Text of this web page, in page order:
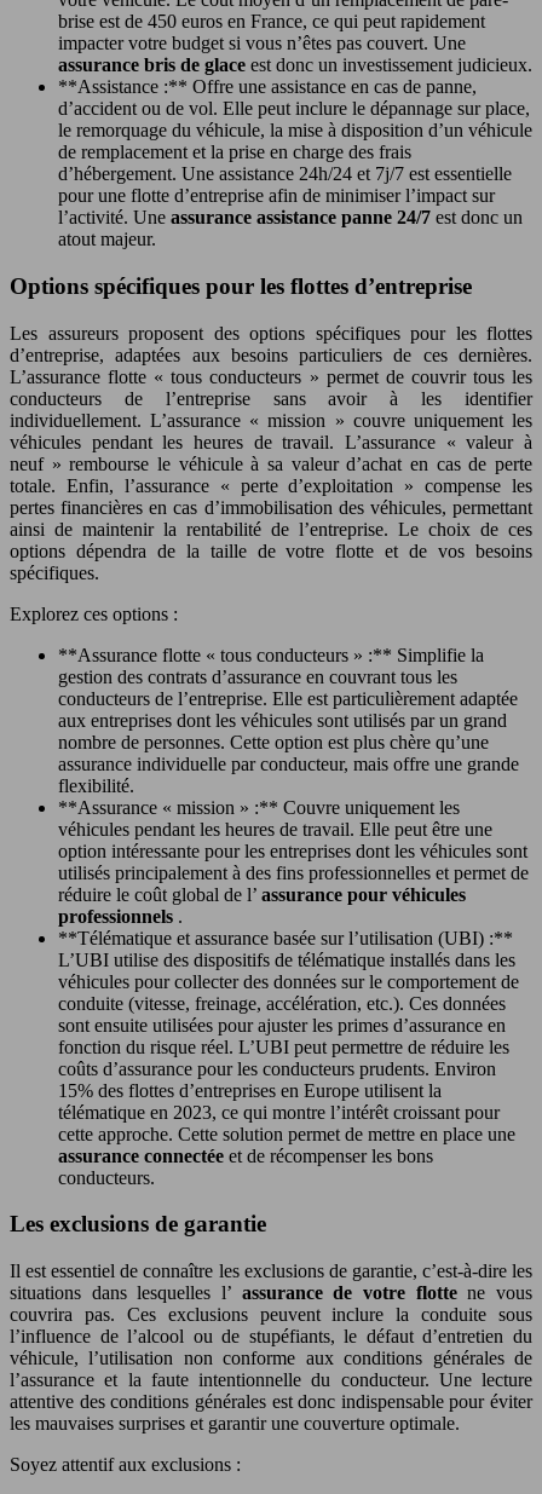
brise est de 450 euros en France, ce qui peut rapidement
impacter votre budget si vous n’êtes pas couvert. Une
assurance bris de glace est donc un investissement judicieux.
**Assistance :** Offre une assistance en cas de panne,
d’accident ou de vol. Elle peut inclure le dépannage sur place,
le remorquage du véhicule, la mise à disposition d’un véhicule
de remplacement et la prise en charge des frais
d’hébergement. Une assistance 24h/24 et 7j/7 est essentielle
pour une flotte d’entreprise afin de minimiser l’impact sur
l’activité. Une assurance assistance panne 24/7 est donc un
atout majeur.
Options spécifiques pour les flottes d’entreprise
Les assureurs proposent des options spécifiques pour les flottes
d’entreprise, adaptées aux besoins particuliers de ces dernières.
L’assurance flotte « tous conducteurs » permet de couvrir tous les
conducteurs de l’entreprise sans avoir à les identifier
individuellement. L’assurance « mission » couvre uniquement les
véhicules pendant les heures de travail. L’assurance « valeur à
neuf » rembourse le véhicule à sa valeur d’achat en cas de perte
totale. Enfin, l’assurance « perte d’exploitation » compense les
pertes financières en cas d’immobilisation des véhicules, permettant
ainsi de maintenir la rentabilité de l’entreprise. Le choix de ces
options dépendra de la taille de votre flotte et de vos besoins
spécifiques.
Explorez ces options :
**Assurance flotte « tous conducteurs » :** Simplifie la
gestion des contrats d’assurance en couvrant tous les
conducteurs de l’entreprise. Elle est particulièrement adaptée
aux entreprises dont les véhicules sont utilisés par un grand
nombre de personnes. Cette option est plus chère qu’une
assurance individuelle par conducteur, mais offre une grande
flexibilité.
**Assurance « mission » :** Couvre uniquement les
véhicules pendant les heures de travail. Elle peut être une
option intéressante pour les entreprises dont les véhicules sont
utilisés principalement à des fins professionnelles et permet de
réduire le coût global de l’ assurance pour véhicules
professionnels .
**Télématique et assurance basée sur l’utilisation (UBI) :**
L’UBI utilise des dispositifs de télématique installés dans les
véhicules pour collecter des données sur le comportement de
conduite (vitesse, freinage, accélération, etc.). Ces données
sont ensuite utilisées pour ajuster les primes d’assurance en
fonction du risque réel. L’UBI peut permettre de réduire les
coûts d’assurance pour les conducteurs prudents. Environ
15% des flottes d’entreprises en Europe utilisent la
télématique en 2023, ce qui montre l’intérêt croissant pour
cette approche. Cette solution permet de mettre en place une
assurance connectée et de récompenser les bons
conducteurs.
Les exclusions de garantie
Il est essentiel de connaître les exclusions de garantie, c’est-à-dire les
situations dans lesquelles l’ assurance de votre flottene vous
couvrira pas. Ces exclusions peuvent inclure la conduite sous
l’influence de l’alcool ou de stupéfiants, le défaut d’entretien du
véhicule, l’utilisation non conforme aux conditions générales de
l’assurance et la faute intentionnelle du conducteur. Une lecture
attentive des conditions générales est donc indispensable pour éviter
les mauvaises surprises et garantir une couverture optimale.
Soyez attentif aux exclusions :